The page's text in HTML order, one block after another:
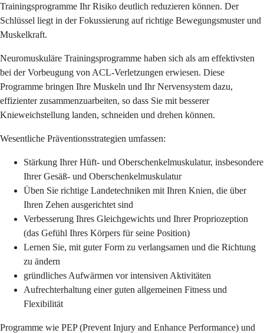
Trainingsprogramme Ihr Risiko deutlich reduzieren können. Der
Schlüssel liegt in der Fokussierung auf richtige Bewegungsmuster und
Muskelkraft.
Neuromuskuläre Trainingsprogramme haben sich als am effektivsten
bei der Vorbeugung von ACL-Verletzungen erwiesen. Diese
Programme bringen Ihre Muskeln und Ihr Nervensystem dazu,
effizienter zusammenzuarbeiten, so dass Sie mit besserer
Knieweichstellung landen, schneiden und drehen können.
Wesentliche Präventionsstrategien umfassen:
Stärkung Ihrer Hüft- und Oberschenkelmuskulatur, insbesondere
Ihrer Gesäß- und Oberschenkelmuskulatur
Üben Sie richtige Landetechniken mit Ihren Knien, die über
Ihren Zehen ausgerichtet sind
Verbesserung Ihres Gleichgewichts und Ihrer Propriozeption
(das Gefühl Ihres Körpers für seine Position)
Lernen Sie, mit guter Form zu verlangsamen und die Richtung
zu ändern
gründliches Aufwärmen vor intensiven Aktivitäten
Aufrechterhaltung einer guten allgemeinen Fitness und
Flexibilität
Programme wie PEP (Prevent Injury and Enhance Performance) und